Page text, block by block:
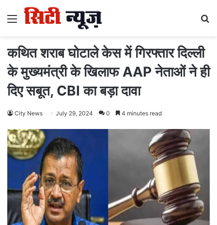
Menu
कथित शराब घोटाले केस में गिरफ्तार दिल्ली
के मुख्यमंत्री के खिलाफ AAP नेताओं ने ही
दिए सबूत, CBI का बड़ा दावा
City News July 29, 2024 0 4 minutes read